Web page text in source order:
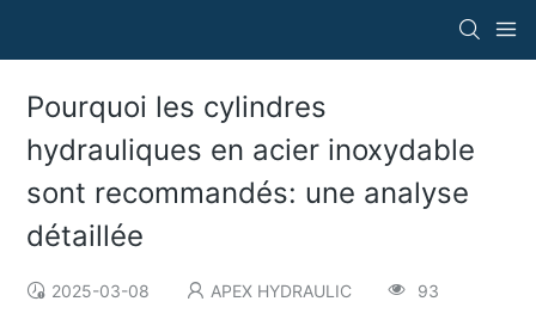
Pourquoi les cylindres
hydrauliques en acier inoxydable
sont recommandés: une analyse
détaillée
2025-03-08 APEX HYDRAULIC 93